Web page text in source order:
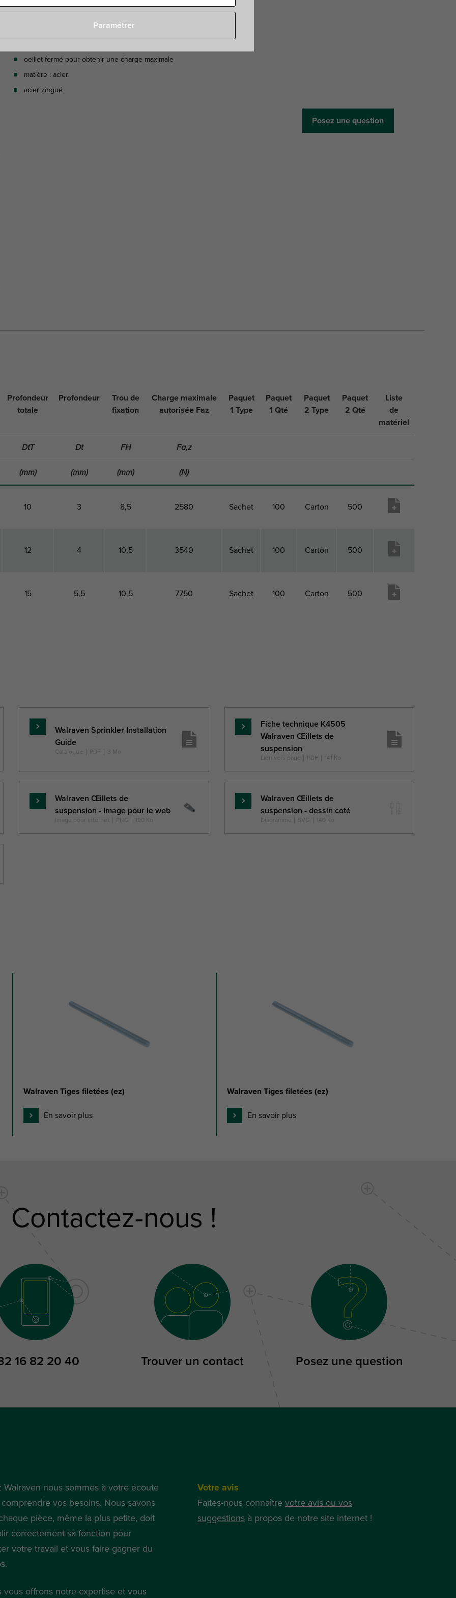
Caractéristiques
oeillet fermé pour obtenir une charge maximale
matière : acier
acier zingué
Posez une question
Profondeur
totale
Profondeur
Trou de
fixation
Charge maximale
autorisée Faz
Paquet
1 Type
Paquet
1 Qté
Paquet
2 Type
Paquet
2 Qté
Liste
de
matériel
DtT Dt FH
Fa,z
(mm) (mm) (mm) (N)
10 3 8,5 2580 Sachet 100 Carton 500
12 4 10,5 3540 Sachet 100 Carton 500
15 5,5 10,5 7750 Sachet 100 Carton 500
DtT Dt FH
Fa,z
(mm) (mm) (mm)
savoir
Walraven Sprinkler Installation
Guide
Catalogue PDF 3 Mo
Fiche technique K4505
Walraven Œillets de
suspension
Lien vers page PDF 141 Ko
savoir
plus
Walraven Œillets de
suspension - Image pour le web
Image pour internet PNG 190 Ko
savoir
plus
Walraven Œillets de
suspension - dessin coté
Diagramme SVG 140 Ko
Walraven Tiges filetées (ez)
En savoir plus
Walraven Tiges filetées (ez)
En savoir plus
Contactez-nous !
16 82 20 40 Trouver un contact Posez une question
Walraven nous sommes à votre écoute
vos besoins. Nous savons
pièce, même la plus petite, doit
correctement sa fonction pour
votre travail et vous faire gagner du
vous offrons notre expertise et vous
Votre avis
Faites-nous connaître votre avis ou vos
suggestionsà propos de notre site internet !
Paramétrer